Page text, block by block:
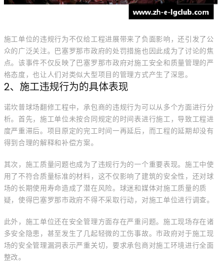
施工单位的违规行为不仅给工程进展带来了负面影响，还引发了公
众的广泛关注。巴塞罗那市政府的处罚措施也因此成为了讨论的焦
点。该事件不仅反映了巴塞罗那市政府对施工安全和质量管理的严
格态度，也让人们对类似大型项目的管理方式产生了深思。
2、施工违规行为的具体表现
诺坎普球场翻修工程中，承包商的违规行为可以从多个方面进行分
析。首先，施工单位未按合同规定的时间表进行施工，导致工程进
度严重滞后。项目原定的完工时间一再延后，而工程的延期却没有
得到合理的解释和补偿方案。
其次，施工质量问题也成为了违规行为的一个重要表现。施工中使
用了不符合质量标准的材料，这不仅影响了建筑的安全性，还对球
场的长期使用寿命造成了潜在风险。球迷和媒体对施工质量的质
疑，使得巴塞罗那市政府不得不采取行动，对施工单位进行调查。
此外，施工单位还在安全管理方面存在严重问题。施工现场存在诸
多安全隐患，甚至发生了几起轻微的工伤事故。市政府对于施工现
场的安全管理漏洞表示严重关切，要求承包商对施工环境进行全面
整改。